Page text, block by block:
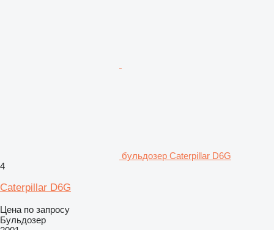
бульдозер Caterpillar D6G
4
Caterpillar D6G
Цена по запросу
Бульдозер